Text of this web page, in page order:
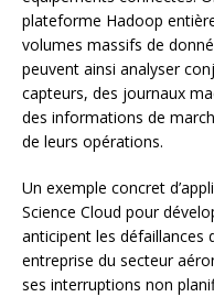
plateforme Hadoop
volumes massifs de
peuvent ainsi analyser
capteurs, des journaux
des informations de
de leurs opérations.
Un exemple concret
Science Cloud pour
anticipent les défaillances
entreprise du secteur
ses interruptions non